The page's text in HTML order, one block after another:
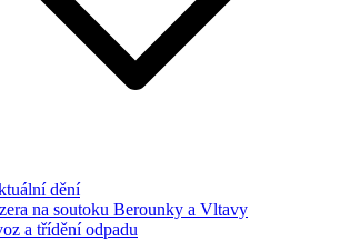
dění
na soutoku Berounky a Vltavy
a třídění odpadu